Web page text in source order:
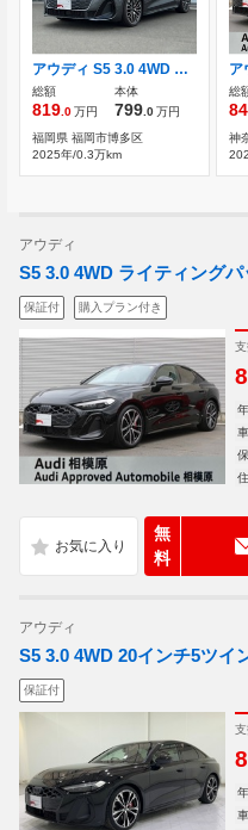
アウディ S5 3.0 4WD アウディ正規ディーラー認定中古車
総額
819.0万円
本体
799.0万円
福岡県 福岡市博多区
2025年/0.3万km
総
神
アウディ
S5 3.0 4WD ライティング
保証付 購入プラン付き
無
料
アウディ
S5 3.0 4WD 20インチ5ツイ
保証付